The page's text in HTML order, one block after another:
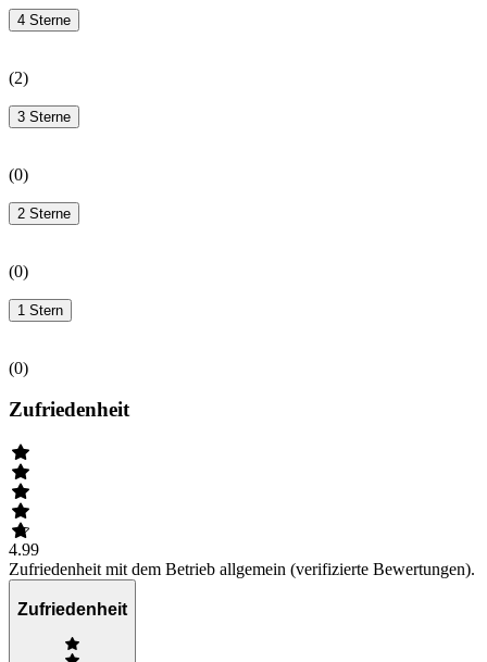
4 Sterne
(2)
3 Sterne
(0)
2 Sterne
(0)
1 Stern
(0)
Zufriedenheit
4.99
Zufriedenheit mit dem Betrieb allgemein (verifizierte Bewertungen).
Zufriedenheit